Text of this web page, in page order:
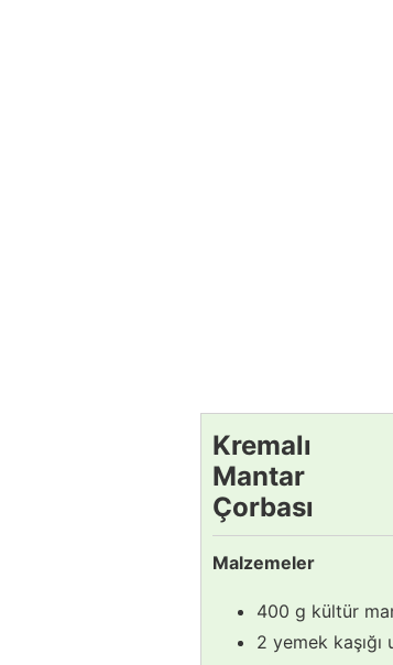
Kremalı
Mantar
Çorbası
Tarifi
Malzemeler
400 g kültür
2 yemek kaşığı